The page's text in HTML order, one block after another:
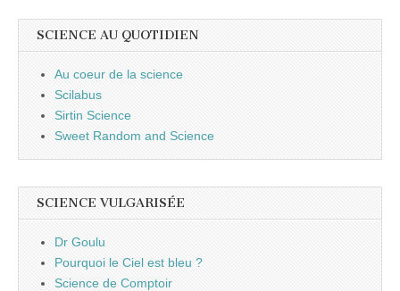
SCIENCE AU QUOTIDIEN
Au coeur de la science
Scilabus
Sirtin Science
Sweet Random and Science
SCIENCE VULGARISÉE
Dr Goulu
Pourquoi le Ciel est bleu ?
Science de Comptoir